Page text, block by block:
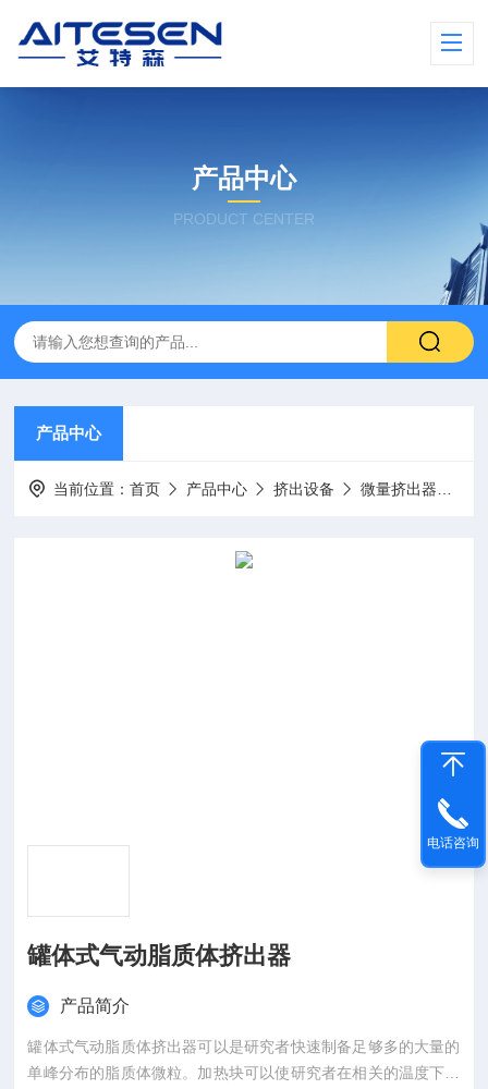
产品中心
PRODUCT CENTER
产品中心
当前位置：首页 产品中心 挤出设备 微量挤出器
罐体式气动脂质体挤出器
产品简介
罐体式气动脂质体挤出器可以是研究者快速制备足够多的大量的
单峰分布的脂质体微粒。加热块可以使研究者在相关的温度下挤
电话咨询